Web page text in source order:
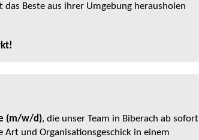
Beste aus ihrer Umgebung herausholen
(m/w/d), die unser Team in Biberach ab sofort
und Organisationsgeschick in einem